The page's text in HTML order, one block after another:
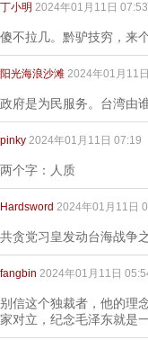
丁小明 2024年01月11日 07:53
傻不拉几。黔驴技穷，来
阳光海浪沙滩 2024年01月11
政府是为民服务。台湾由
pinky 2024年01月11日 07:19
两个字：人质
Hardsword 2024年01月11日
共贪党习皇发动台海战争
fangbin 2024年01月11日
别信这个独裁者，他的理
家对立，纪念毛泽东就是一